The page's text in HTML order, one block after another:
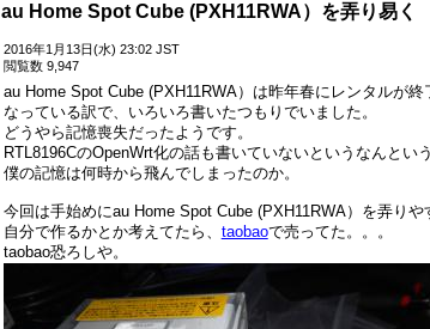
au Home Spot Cube (PXH11RWA）を弄り易く
2016年1月13日(水) 23:02 JST
閲覧数 9,947
au Home Spot Cube (PXH11RWA）は昨年春にレンタルが
なっている訳で、いろいろ書いたつもりでいました。
どうやら記憶喪失だったようです。
RTL8196CのOpenWrt化の話も書いていないというなんとい
僕の記憶は何時から飛んでしまったのか。
今回は手始めにau Home Spot Cube (PXH11RWA）を弄りや
自分で作るかとか考えてたら、 taobaoで売ってた。。。
taobao恐ろしや。